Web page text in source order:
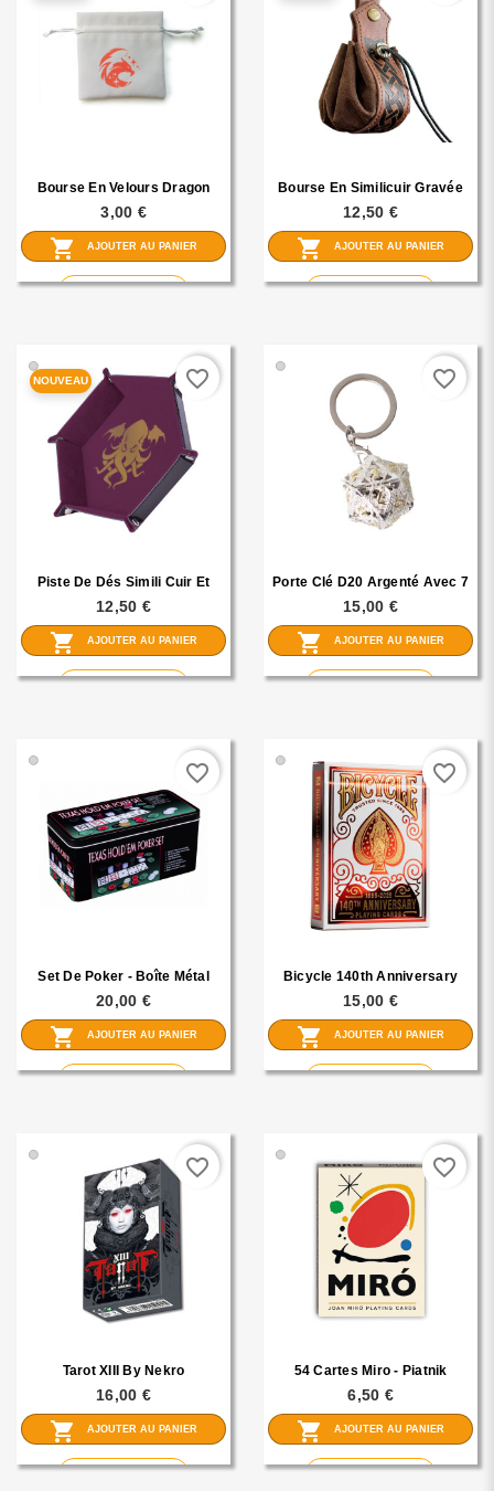
Bourse En Velours Dragon
3,00 €
shopping_cart AJOUTER AU PANIER
visibility
Bourse En Similicuir Gravée
12,50 €
shopping_cart AJOUTER AU PANIER
visibility
Piste De Dés Simili Cuir Et
Velours - Chtulhu 19x19 Cm
12,50 €
shopping_cart AJOUTER AU PANIER
visibility
NOUVEAU favorite_border
🟢
Porte Clé D20 Argenté Avec 7
Mini Dés Métal (5mm)
15,00 €
shopping_cart AJOUTER AU PANIER
visibility
favorite_border
🟢
Set De Poker - Boîte Métal
20,00 €
shopping_cart AJOUTER AU PANIER
visibility
favorite_border
🟢
Bicycle 140th Anniversary
15,00 €
shopping_cart AJOUTER AU PANIER
visibility
favorite_border
🟢
Tarot XIII By Nekro
16,00 €
shopping_cart AJOUTER AU PANIER
visibility
favorite_border
🟢
54 Cartes Miro - Piatnik
6,50 €
shopping_cart AJOUTER AU PANIER
visibility
favorite_border
🟢